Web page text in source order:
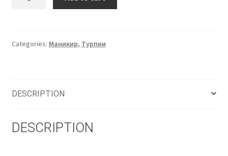
Categories: Маникир, Турпии
DESCRIPTION
DESCRIPTION